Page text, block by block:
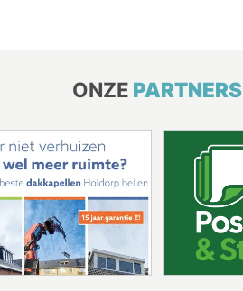
ONZE PARTNERS